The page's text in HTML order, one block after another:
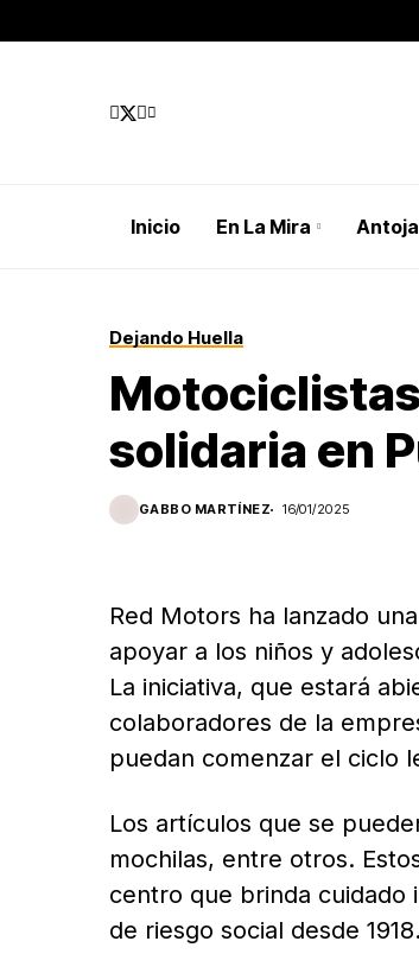
Inicio En La Mira
Dejando Huella
solidaria en
GABBO MARTÍNEZ 16/01/2025
Red Motors ha lanzado
apoyar a los niños y
La iniciativa, que estará
colaboradores de la
puedan comenzar el ciclo
Los artículos que se
mochilas, entre otros.
centro que brinda cuidado
de riesgo social desde 1918.